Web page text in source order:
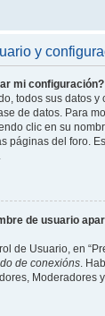
y
mi configuración?
todos sus datos y
de datos. Para
clic en su
páginas del foro.
de usuario
de Usuario, en
de conexións.
Moderadores